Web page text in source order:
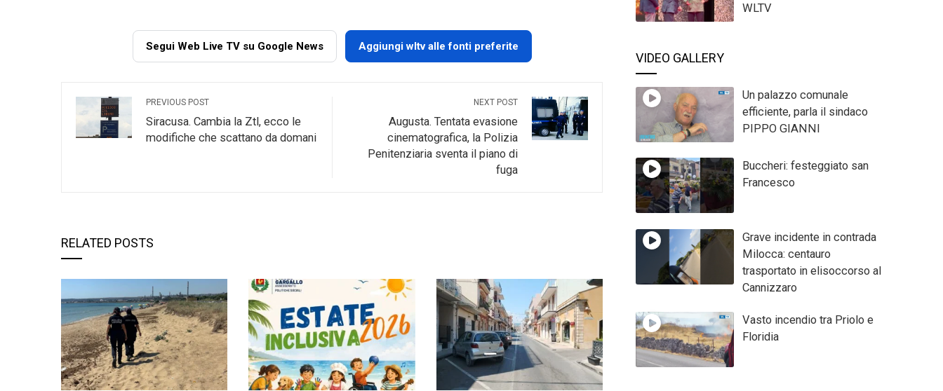
Segui Web Live TV su Google News Aggiungi wltv alle fonti preferite
PREVIOUS POST
Siracusa. Cambia la Ztl, ecco le
modifiche che scattano da domani
NEXT POST
Augusta. Tentata evasione
cinematografica, la Polizia
Penitenziaria sventa il piano di
fuga
RELATED POSTS
WLTV
VIDEO GALLERY
Un palazzo comunale
efficiente, parla il sindaco
PIPPO GIANNI
Buccheri: festeggiato san
Francesco
Grave incidente in contrada
Milocca: centauro
trasportato in elisoccorso al
Cannizzaro
Vasto incendio tra Priolo e
Floridia